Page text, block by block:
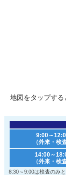
地図を タップする
8:30～9:00は検査のみと
9:00～
（外来・検
14:00～
（外来・検